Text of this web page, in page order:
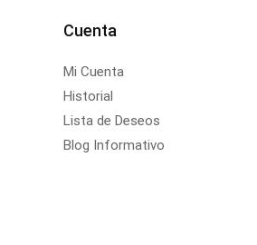
Cuenta
Mi Cuenta
Historial
Lista de Deseos
Blog Informativo